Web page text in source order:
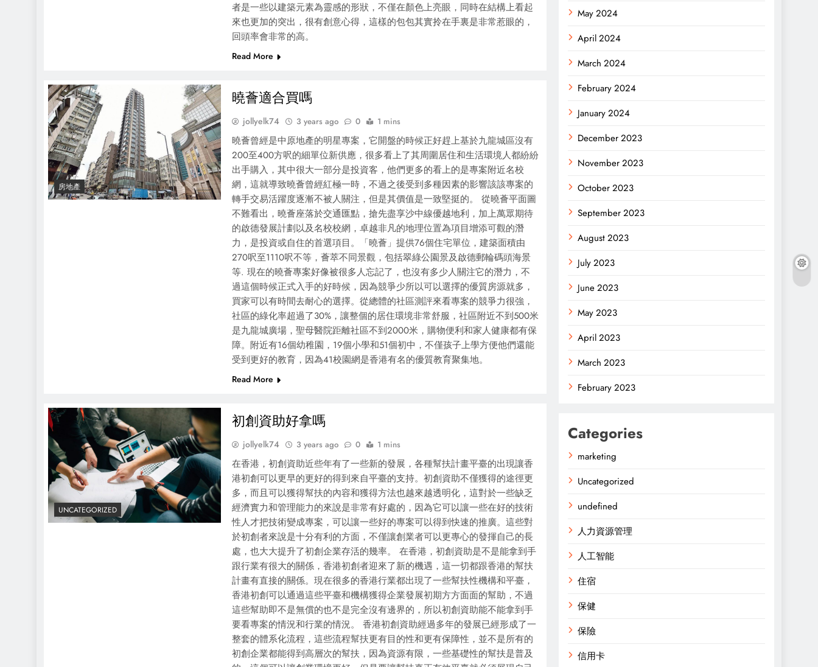
者是一些以建築元素為靈感的形狀，不僅在顏色上亮眼，同時在結構上看起
來也更加的突出，很有創意心得，這樣的包包其實拎在手裏是非常惹眼的，
回頭率會非常的高。
Read More
房地產
曉薈適合買嗎
jollyelk74 3 years ago 0 1 mins
曉薈曾經是中原地產的明星專案，它開盤的時候正好趕上基於九龍城區沒有
200至400方呎的細單位新供應，很多看上了其周圍居住和生活環境人都紛紛
出手購入，其中很大一部分是投資客，他們更多的看上的是專案附近名校
網，這就導致曉薈曾經紅極一時，不過之後受到多種因素的影響該該專案的
轉手交易活躍度逐漸不被人關注，但是其價值是一致堅挺的。 從曉薈平面圖
不難看出，曉薈座落於交通匯點，搶先盡享沙中線優越地利，加上萬眾期待
的啟德發展計劃以及名校校網，卓越非凡的地理位置為項目增添可觀的潛
力，是投資或自住的首選項目。「曉薈」提供76個住宅單位，建築面積由
270呎至1110呎不等，薈萃不同景觀，包括翠綠公園景及啟德郵輪碼頭海景
等. 現在的曉薈專案好像被很多人忘記了，也沒有多少人關注它的潛力，不
過這個時候正式入手的好時候，因為競爭少所以可以選擇的優質房源就多，
買家可以有時間去耐心的選擇。從總體的社區測評來看專案的競爭力很強，
社區的綠化率超過了30%，讓整個的居住環境非常舒服，社區附近不到500米
是九龍城廣場，聖母醫院距離社區不到2000米，購物便利和家人健康都有保
障。附近有16個幼稚園，19個小學和51個初中，不僅孩子上學方便他們還能
受到更好的教育，因為41校園網是香港有名的優質教育聚集地。
Read More
UNCATEGORIZED
初創資助好拿嗎
jollyelk74 3 years ago 0 1 mins
在香港，初創資助近些年有了一些新的發展，各種幫扶計畫平臺的出現讓香
港初創可以更早的更好的得到來自平臺的支持。初創資助不僅獲得的途徑更
多，而且可以獲得幫扶的內容和獲得方法也越來越透明化，這對於一些缺乏
經濟實力和管理能力的來說是非常有好處的，因為它可以讓一些在好的技術
性人才把技術變成專案，可以讓一些好的專案可以得到快速的推廣。這些對
於初創者來說是十分有利的方面，不僅讓創業者可以更專心的發揮自己的長
處，也大大提升了初創企業存活的幾率。 在香港，初創資助是不是能拿到手
跟行業有很大的關係，香港初創者迎來了新的機遇，這一切都跟香港的幫扶
計畫有直接的關係。現在很多的香港行業都出現了一些幫扶性機構和平臺，
香港初創可以通過這些平臺和機構獲得企業發展初期方方面面的幫助，不過
這些幫助即不是無償的也不是完全沒有邊界的，所以初創資助能不能拿到手
要看專案的情況和行業的情況。 香港初創資助經過多年的發展已經形成了一
整套的體系化流程，這些流程幫扶更有目的性和更有保障性，並不是所有的
初創企業都能得到高層次的幫扶，因為資源有限，一些基礎性的幫扶是普及
May 2024
April 2024
March 2024
February 2024
January 2024
December 2023
November 2023
October 2023
September 2023
August 2023
July 2023
June 2023
May 2023
April 2023
March 2023
February 2023
Categories
marketing
Uncategorized
undefined
人力資源管理
人工智能
住宿
保健
保險
信用卡